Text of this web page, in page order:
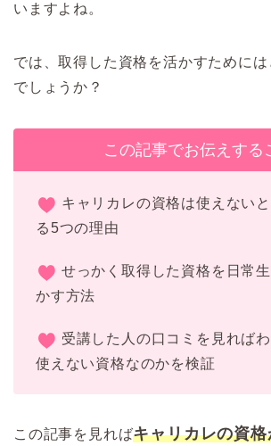
いますよね。
では、取得した資格を活かすために
でしょうか？
この記事でお伝えする
キャリカレの資格は使えない
る5つの理由
せっかく取得した資格を日常
かす方法
受講した人の口コミを見れば
使えない資格なのかを検証
この記事を見ればキャリカレの資